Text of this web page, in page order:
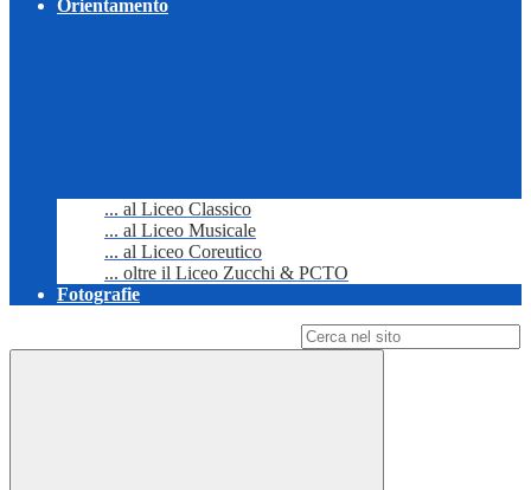
Orientamento
... al Liceo Classico
... al Liceo Musicale
... al Liceo Coreutico
... oltre il Liceo Zucchi & PCTO
Fotografie